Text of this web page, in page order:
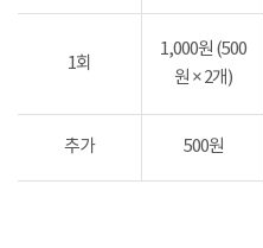
1회
1,000원 (500
원 × 2개)
추가 500원